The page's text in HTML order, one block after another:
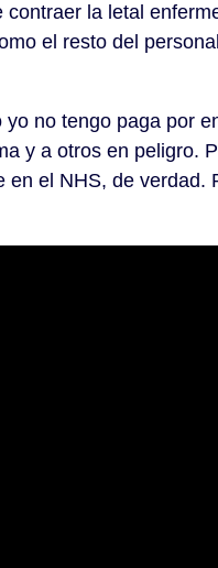
contraer la letal
el resto del
no tengo paga por
y a otros en peligro.
en el NHS, de